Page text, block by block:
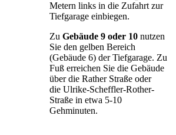
Metern links in die Zufahrt zur
Tiefgarage einbiegen.
Zu Gebäude 9 oder 10nutzen
Sie den gelben Bereich
(Gebäude 6) der Tiefgarage. Zu
Fuß erreichen Sie die Gebäude
über die Rather Straße oder
die Ulrike-Scheffler-Rother-
Straße in etwa 5-10
Gehminuten.